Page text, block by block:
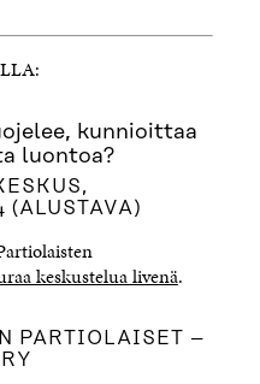
kunnioittaa
luontoa?
(ALUSTAVA)
keskustelua livenä.
PARTIOLAISET –